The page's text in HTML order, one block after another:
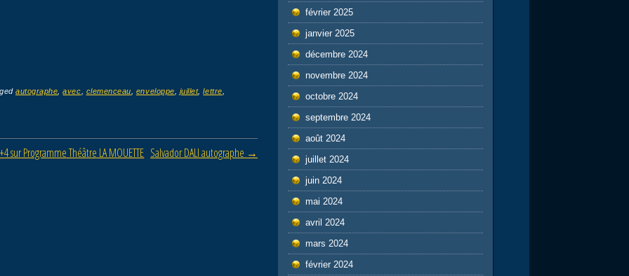
autographe ,avec clemenceau enveloppe juillet,lettre
sur Programme Théâtre LA MOUETTE Salvador DALI autographe →
février 2025
janvier 2025
décembre 2024
novembre 2024
octobre 2024
septembre 2024
août 2024
juillet 2024
juin 2024
mai 2024
avril 2024
mars 2024
février 2024